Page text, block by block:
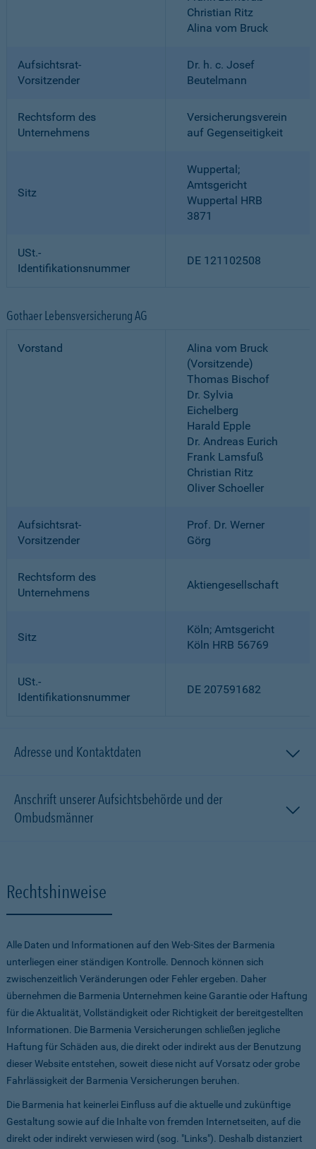
Christian Ritz
Alina vom Bruck
Aufsichtsrat-
Vorsitzender
Dr. h. c. Josef
Beutelmann
Rechtsform des
Unternehmens
Versicherungsverein
auf Gegenseitigkeit
Sitz
Wuppertal;
Amtsgericht
Wuppertal HRB
3871
USt.-
Identifikationsnummer
DE 121102508
Gothaer Lebensversicherung AG
Vorstand
Alina vom Bruck
(Vorsitzende)
Thomas Bischof
Dr. Sylvia
Eichelberg
Harald Epple
Dr. Andreas Eurich
Frank Lamsfuß
Christian Ritz
Oliver Schoeller
Aufsichtsrat-
Vorsitzender
Prof. Dr. Werner
Görg
Rechtsform des
Unternehmens
Aktiengesellschaft
Sitz
Köln; Amtsgericht
Köln HRB 56769
USt.-
Identifikationsnummer
DE 207591682
Adresse und Kontaktdaten
Anschrift unserer Aufsichtsbehörde und der
Ombudsmänner
Rechtshinweise
Alle Daten und Informationen auf den Web-Sites der Barmenia
unterliegen einer ständigen Kontrolle. Dennoch können sich
zwischenzeitlich Veränderungen oder Fehler ergeben. Daher
übernehmen die Barmenia Unternehmen keine Garantie oder Haftung
für die Aktualität, Vollständigkeit oder Richtigkeit der bereitgestellten
Informationen. Die Barmenia Versicherungen schließen jegliche
Haftung für Schäden aus, die direkt oder indirekt aus der Benutzung
dieser Website entstehen, soweit diese nicht auf Vorsatz oder grobe
Fahrlässigkeit der Barmenia Versicherungen beruhen.
Die Barmenia hat keinerlei Einfluss auf die aktuelle und zukünftige
Gestaltung sowie auf die Inhalte von fremden Internetseiten, auf die
direkt oder indirekt verwiesen wird (sog. "Links"). Deshalb distanziert